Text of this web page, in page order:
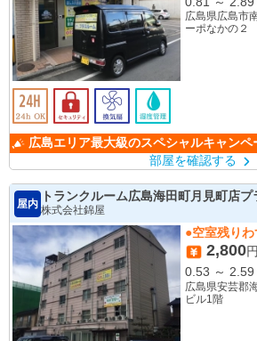
広島県広島市
ーポなかの２
広島エリア最大級のスペシャルキャンペ
部屋を確認する
屋内
トランクルーム広島海田町月見町店プ
株式会社錦屋
●空室残り
2,800
0.53 ～ 2.59
広島県安芸郡
ビル1階